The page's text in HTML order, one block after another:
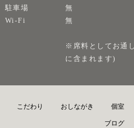
駐車場
無
Wi-Fi
無
※席料としてお通
に含まれます)
こだわり おしながき 個室
ブログ